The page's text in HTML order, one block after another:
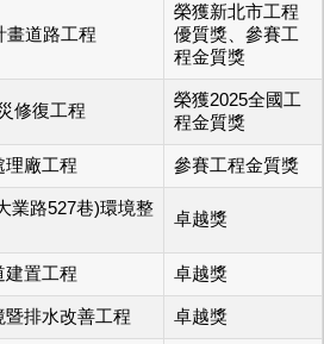
畫道路工程
榮獲新北市工程
優質獎、參賽工
程金質獎
修復工程
榮獲2025全國工
程金質獎
理廠工程 參賽工程金質獎
業路527巷)環境整
卓越獎
建置工程 卓越獎
排水改善工程 卓越獎